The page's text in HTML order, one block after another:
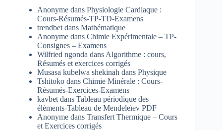
Anonyme dans Physiologie Cardiaque :
Cours-Résumés-TP-TD-Examens
trendbet dans Mathématique
Anonyme dans Chimie Expérimentale – TP-
Consignes – Examens
Wilfried ngonda dans Algorithme : cours,
Résumés et exercices corrigés
Musasa kubelwa shekinah dans Physique
Tshitoko dans Chimie Minérale : Cours-
Résumés-Exercices-Examens
kavbet dans Tableau périodique des
éléments-Tableau de Mendeleïev PDF
Anonyme dans Transfert Thermique – Cours
et Exercices corrigés